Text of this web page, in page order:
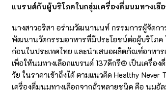
แบรนด์กับผู้บริโภคในกลุ่มเครื่องดื่มนมทางเลื
นางสาวอริสา อร่ามวัฒนานนท์ กรรมการผู้จัดก
พัฒนานวัตกรรมอาหารที่มีประโยชน์ต่อผู้บริโภค
ก่อนในประเทศไทย และนำเสนอผลิตภัณฑ์อาหา
เพื่อให้นมทางเลือกแบรนด์ 137ดีกรี® เป็นเครื่อ
วัย ในราคาเข้าถึงได้ ตามแนวคิด Healthy
เครื่องดื่มนมทางเลือกจากถั่วหลายชนิด คือ นม